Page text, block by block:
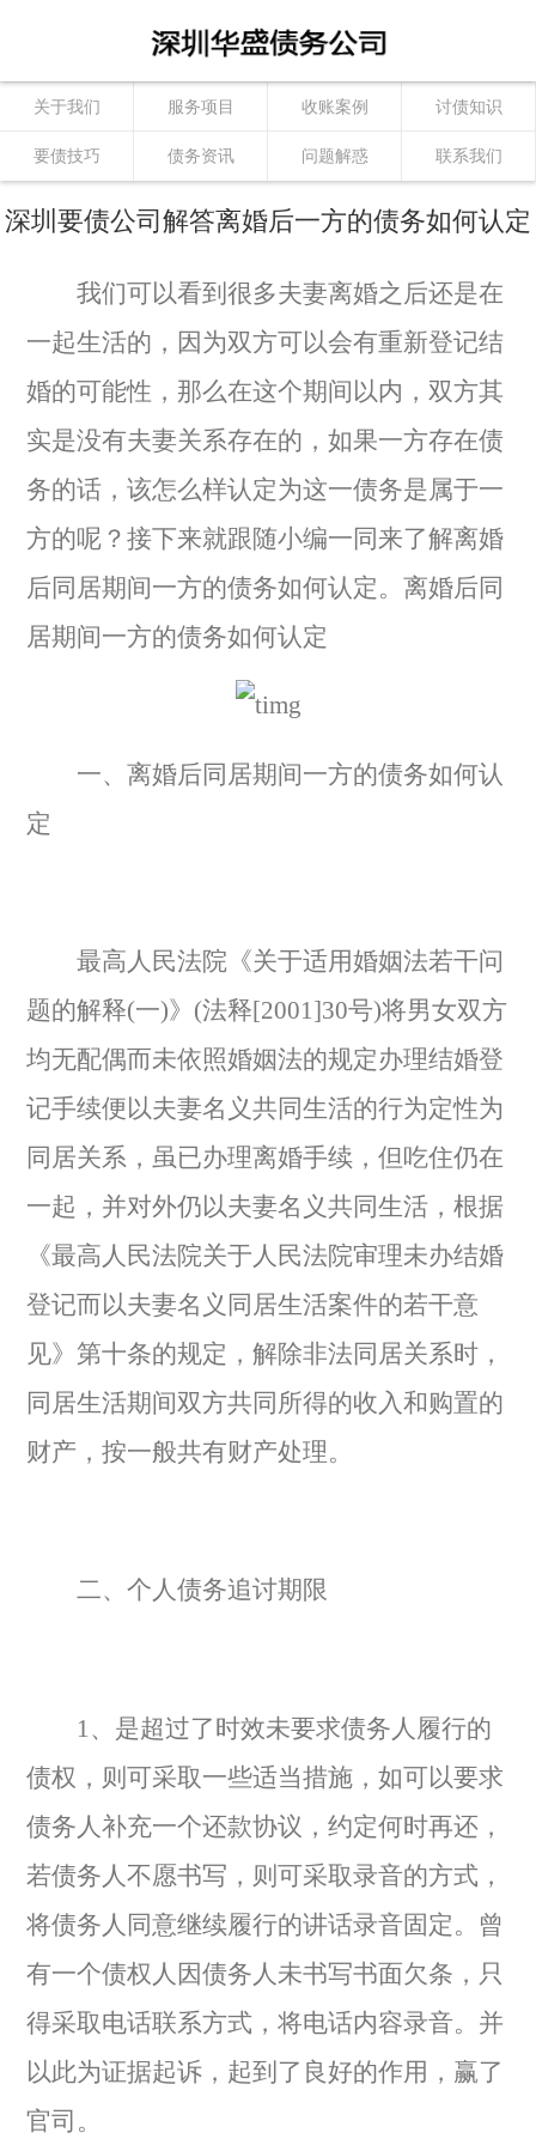
关于我们 服务项目 收账案例 讨债知识
要债技巧 债务资讯 问题解惑 联系我们
深圳要债公司解答离婚后一方的债务如何认定
我们可以看到很多夫妻离婚之后还是在
一起生活的，因为双方可以会有重新登记结
婚的可能性，那么在这个期间以内，双方其
实是没有夫妻关系存在的，如果一方存在债
务的话，该怎么样认定为这一债务是属于一
方的呢？接下来就跟随小编一同来了解离婚
后同居期间一方的债务如何认定。离婚后同
居期间一方的债务如何认定
一、离婚后同居期间一方的债务如何认
定
最高人民法院《关于适用婚姻法若干问
题的解释(一)》(法释[2001]30号)将男女双方
均无配偶而未依照婚姻法的规定办理结婚登
记手续便以夫妻名义共同生活的行为定性为
同居关系，虽已办理离婚手续，但吃住仍在
一起，并对外仍以夫妻名义共同生活，根据
《最高人民法院关于人民法院审理未办结婚
登记而以夫妻名义同居生活案件的若干意
见》第十条的规定，解除非法同居关系时，
同居生活期间双方共同所得的收入和购置的
财产，按一般共有财产处理。
二、个人债务追讨期限
1、是超过了时效未要求债务人履行的
债权，则可采取一些适当措施，如可以要求
债务人补充一个还款协议，约定何时再还，
若债务人不愿书写，则可采取录音的方式，
将债务人同意继续履行的讲话录音固定。曾
有一个债权人因债务人未书写书面欠条，只
得采取电话联系方式，将电话内容录音。并
以此为证据起诉，起到了良好的作用，赢了
官司。